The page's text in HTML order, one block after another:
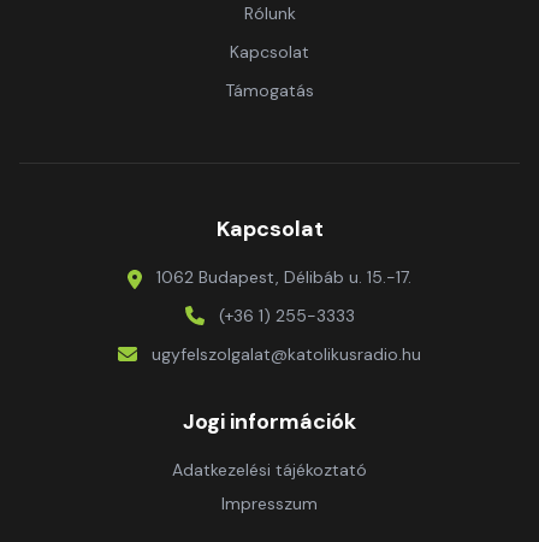
Rólunk
Kapcsolat
Támogatás
Kapcsolat
1062 Budapest, Délibáb u. 15.-17.
(+36 1) 255-3333
ugyfelszolgalat@katolikusradio.hu
Jogi információk
Adatkezelési tájékoztató
Impresszum